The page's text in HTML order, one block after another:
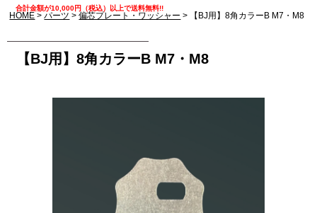
合計金額が10,000円（税込）以上で送料無料!!
HOME パーツ 偏芯プレート・ワッシャー 【BJ用】8角カラーB M7・M8
【BJ用】8角カラーB M7・M8